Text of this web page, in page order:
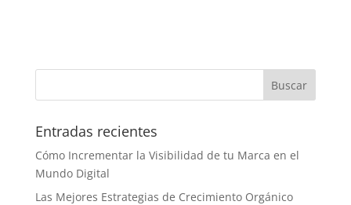
Entradas recientes
Cómo Incrementar la Visibilidad de tu Marca en el
Mundo Digital
Las Mejores Estrategias de Crecimiento Orgánico